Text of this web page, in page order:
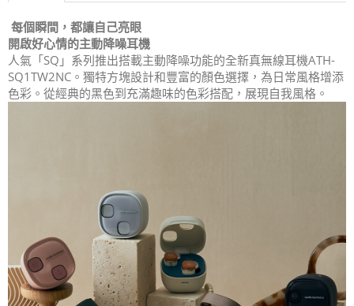
每個瞬間，都讓自己亮眼
開啟好心情的主動降噪耳機
人氣「SQ」系列推出搭載主動降噪功能的全新真無線耳機ATH-
SQ1TW2NC。獨特方塊設計和豐富的顏色選擇，為日常風格增添
色彩。從經典的黑色到充滿趣味的色彩搭配，展現自我風格。